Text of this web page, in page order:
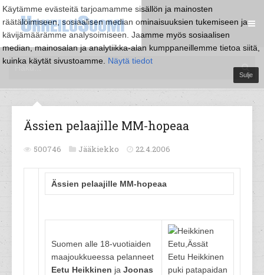
Käytämme evästeitä tarjoamamme sisällön ja mainosten
räätälöimiseen, sosiaalisen median ominaisuuksien tukemiseen ja
kävijämäärämme analysoimiseen. Jaamme myös sosiaalisen
median, mainosalan ja analytiikka-alan kumppaneillemme tietoa siitä,
kuinka käytät sivustoamme. Näytä tiedot
Sulje
Ässien pelaajille MM-hopeaa
500746 Jääkiekko 22.4.2006
Ässien pelaajille MM-hopeaa
Suomen alle 18-vuotiaiden
maajoukkueessa pelanneet
Eetu Heikkinen ja Joonas
Eetu Heikkinen
puki patapaidan